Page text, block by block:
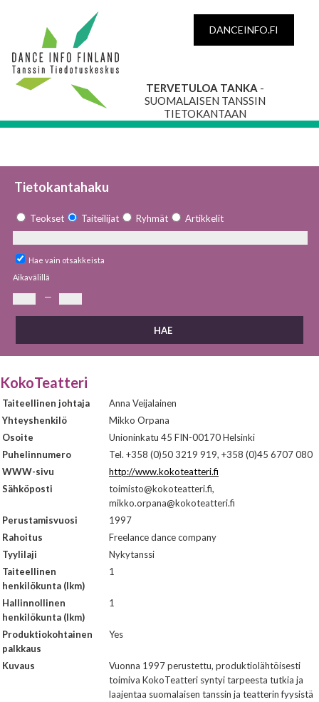
DANCEINFO.FI
TERVETULOA TANKA -
SUOMALAISEN TANSSIN
TIETOKANTAAN
Tietokantahaku
Teokset Taiteilijat Ryhmät Artikkelit
Hae vain otsakkeista
Aikavälillä
—
KokoTeatteri
Taiteellinen johtaja
Anna Veijalainen
Yhteyshenkilö
Mikko Orpana
Osoite
Unioninkatu 45 FIN-00170 Helsinki
Puhelinnumero
Tel. +358 (0)50 3219 919, +358 (0)45 6707 080
WWW-sivu
http://www.kokoteatteri.fi
Sähköposti
toimisto@kokoteatteri.fi,
mikko.orpana@kokoteatteri.fi
Perustamisvuosi
1997
Rahoitus
Freelance dance company
Tyylilaji
Nykytanssi
Taiteellinen
henkilökunta (lkm)
1
Hallinnollinen
henkilökunta (lkm)
1
Produktiokohtainen
palkkaus
Yes
Kuvaus
Vuonna 1997 perustettu, produktiolähtöisesti
toimiva KokoTeatteri syntyi tarpeesta tutkia ja
laajentaa suomalaisen tanssin ja teatterin fyysistä